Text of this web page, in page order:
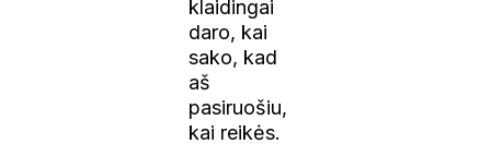
klaidingai
daro, kai
sako, kad
aš
pasiruošiu,
kai reikės.